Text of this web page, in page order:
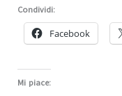
Condividi:
Facebook
Mi piace: